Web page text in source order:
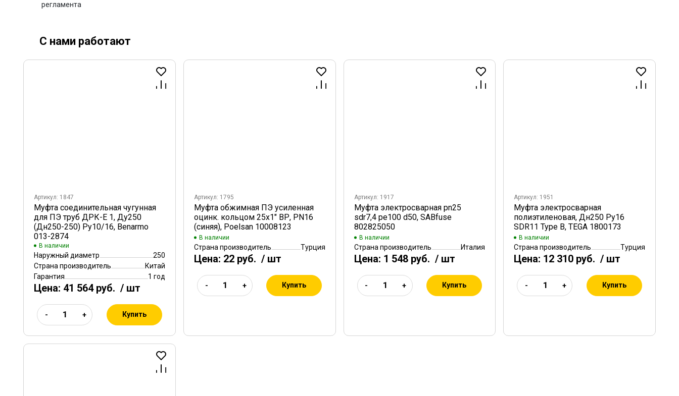
регламента
С нами работают
Артикул: 1847
Муфта соединительная чугунная
для ПЭ труб ДРК-Е 1, Ду250
(Дн250-250) Ру10/16, Benarmo
013-2874
В наличии
Наружный диаметр
250
Страна производитель
Китай
Гарантия
1 год
Цена: 41 564 руб. / шт
- + Купить
Артикул: 1795
Муфта обжимная ПЭ усиленная
оцинк. кольцом 25х1" ВР, PN16
(синяя), Poelsan 10008123
В наличии
Страна производитель Турция
Цена: 22 руб. / шт
- + Купить
Артикул: 1917
Муфта электросварная pn25
sdr7,4 pe100 d50, SABfuse
802825050
В наличии
Страна производитель Италия
Цена: 1 548 руб. / шт
- + Купить
Артикул: 1951
Муфта электросварная
полиэтиленовая, Дн250 Ру16
SDR11 Type B, TEGA 1800173
В наличии
Страна производитель Турция
Цена: 12 310 руб. / шт
- + Купить